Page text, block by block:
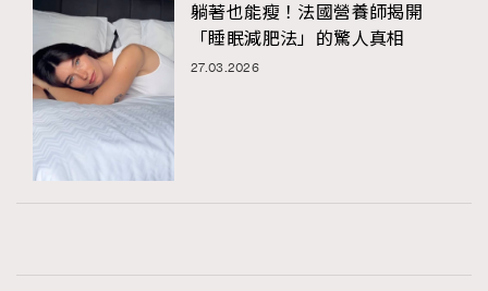
躺著也能瘦！法國營養師揭開
「睡眠減肥法」的驚人真相
27.03.2026